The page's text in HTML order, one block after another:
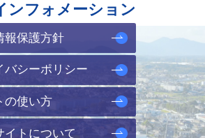
ンフォメーション
報保護方針
バシーポリシー
の使い方
イトについて